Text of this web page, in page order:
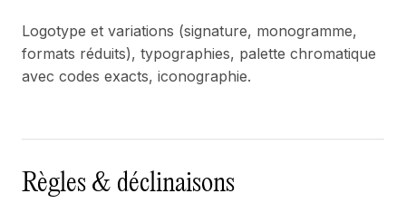
Logotype et variations (signature, monogramme,
formats réduits), typographies, palette chromatique
avec codes exacts, iconographie.
Règles & déclinaisons